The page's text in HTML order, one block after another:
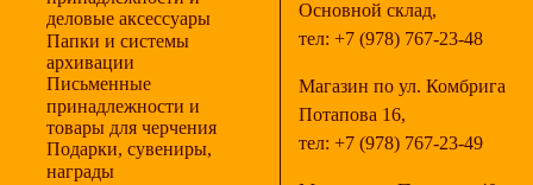
деловые аксессуары
Папки и системы
архивации
Письменные
принадлежности и
товары для черчения
Подарки, сувениры,
награды
Основной склад,
тел: +7 (978) 767-23-48
Магазин по ул. Комбрига
Потапова 16,
тел: +7 (978) 767-23-49